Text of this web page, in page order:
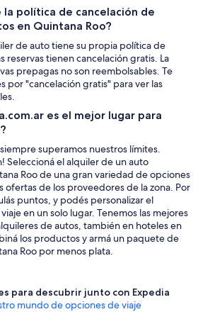
la política de cancelación de
en Quintana Roo?
de auto tiene su propia política de
reservas tienen cancelación gratis. La
prepagas no son reembolsables. Te
por "cancelación gratis" para ver las
es el mejor lugar para
superamos nuestros límites.
Seleccioná el alquiler de un auto
Roo de una gran variedad de opciones
ofertas de los proveedores de la zona. Por
puntos, y podés personalizar el
en un solo lugar. Tenemos las mejores
de autos, también en hoteles en
los productos y armá un paquete de
Roo por menos plata.
para descubrir junto con Expedia
mundo de opciones de viaje